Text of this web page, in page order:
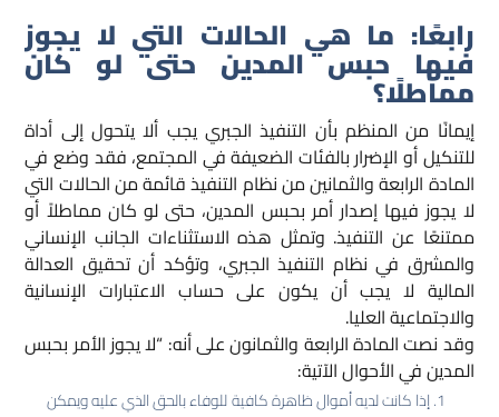
رابعًا: ما هي الحالات التي لا يجوز
فيها حبس المدين حتى لو كان
مماطلًا؟
إيمانًا من المنظم بأن التنفيذ الجبري يجب ألا يتحول إلى أداة
للتنكيل أو الإضرار بالفئات الضعيفة في المجتمع، فقد وضع في
المادة الرابعة والثمانين من نظام التنفيذ قائمة من الحالات التي
لا يجوز فيها إصدار أمر بحبس المدين، حتى لو كان مماطلاً أو
ممتنعًا عن التنفيذ. وتمثل هذه الاستثناءات الجانب الإنساني
والمشرق في نظام التنفيذ الجبري، وتؤكد أن تحقيق العدالة
المالية لا يجب أن يكون على حساب الاعتبارات الإنسانية
والاجتماعية العليا.​
وقد نصت المادة الرابعة والثمانون على أنه: “لا يجوز الأمر بحبس
المدين في الأحوال الآتية:
إذا كانت لديه أموال ظاهرة كافية للوفاء بالحق الذي عليه ويمكن